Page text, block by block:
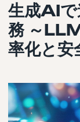
生成AI
務 ～
率化と安